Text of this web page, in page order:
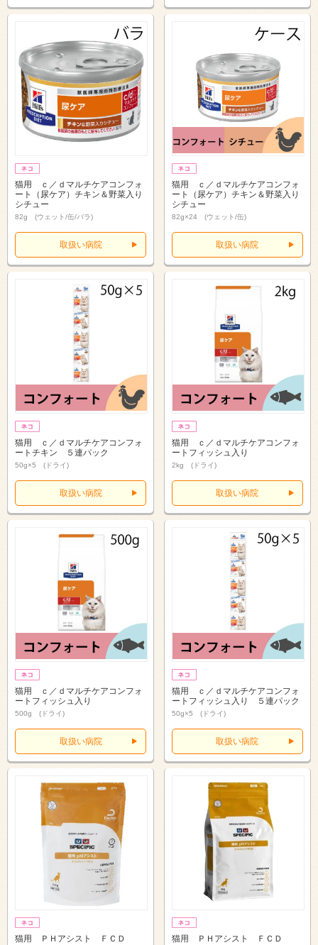
猫用 ｃ／ｄマルチケアコンフォ
ート（尿ケア）チキン＆野菜入り
シチュー
82g (ウェット/缶/バラ)
取扱い病院
猫用 ｃ／ｄマルチケアコンフォ
ート（尿ケア）チキン＆野菜入り
シチュー
82g×24 (ウェット/缶)
取扱い病院
猫用 ｃ／ｄマルチケアコンフォ
ートチキン ５連パック
50g×5 (ドライ)
取扱い病院
猫用 ｃ／ｄマルチケアコンフォ
ートフィッシュ入り
2kg (ドライ)
取扱い病院
猫用 ｃ／ｄマルチケアコンフォ
ートフィッシュ入り
500g (ドライ)
取扱い病院
猫用 ｃ／ｄマルチケアコンフォ
ートフィッシュ入り ５連パック
50g×5 (ドライ)
取扱い病院
猫用 ＰＨアシスト ＦＣＤ 猫用 ＰＨアシスト ＦＣＤ